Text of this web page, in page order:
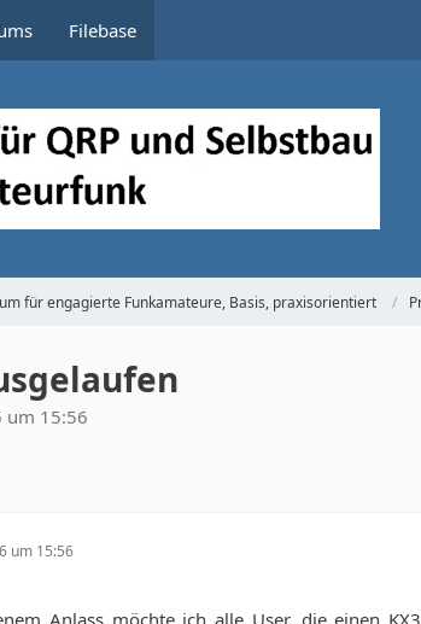
Filebase
für engagierte Funkamateure, Basis, praxisorientiert
um 15:56
um 15:56
Anlass möchte ich alle User, die einen